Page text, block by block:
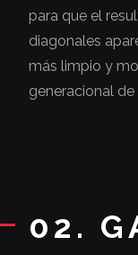
para que el
diagonales
más limpio y
generacional de
02.